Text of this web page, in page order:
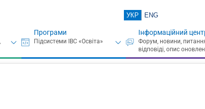
УКР ENG
Програми Інформаційний